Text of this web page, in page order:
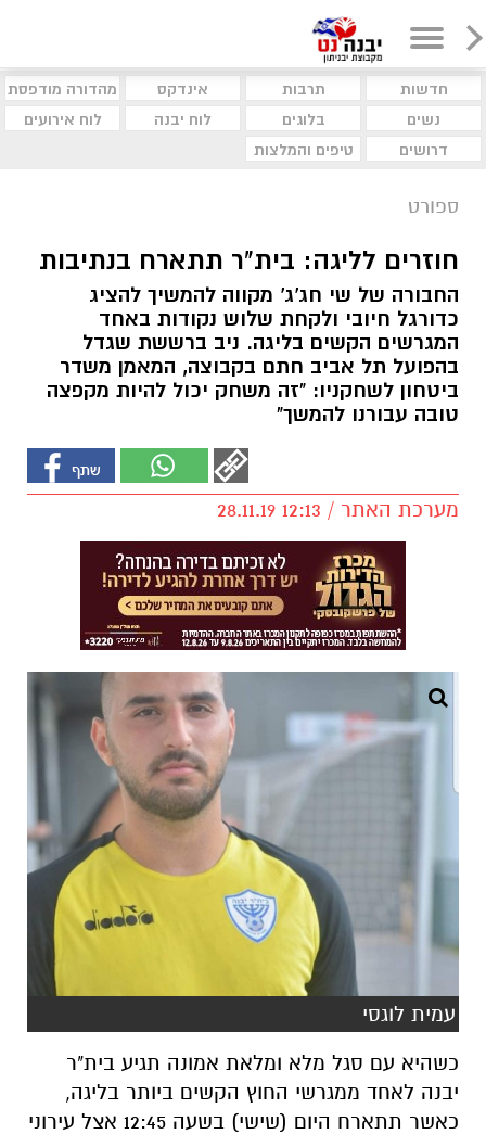
חדשות תרבות אינדקס
מהדורה מודפסת
נשים
בלוגים לוח יבנה
לוח אירועים
דרושים
טיפים והמלצות
ספורט
חוזרים לליגה: בית"ר תתארח בנתיבות
החבורה של שי חג'ג' מקווה להמשיך להציג
כדורגל חיובי ולקחת שלוש נקודות באחד
המגרשים הקשים בליגה. ניב ברששת שגדל
בהפועל תל אביב חתם בקבוצה, המאמן משדר
ביטחון לשחקניו: "זה משחק יכול להיות מקפצה
טובה עבורנו להמשך"
מערכת האתר / 12:13 28.11.19
עמית לוגסי
כשהיא עם סגל מלא ומלאת אמונה תגיע בית"ר
יבנה לאחד ממגרשי החוץ הקשים ביותר בליגה,
כאשר תתארח היום (שישי) בשעה 12:45 אצל עירוני